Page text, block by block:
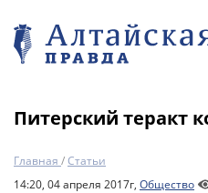
Питерский теракт
Главная /Статьи
14:20, 04 апреля 2017г, Общество